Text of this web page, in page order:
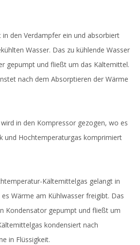
den Verdampfer ein und absorbiert
Wasser. Das zu kühlende Wasser
gepumpt und fließt um das Kältemittel.
nach dem Absorptieren der Wärme
in den Kompressor gezogen, wo es
und Hochtemperaturgas komprimiert
Kältemittelgas gelangt in
Wärme am Kühlwasser freigibt. Das
Kondensator gepumpt und fließt um
kondensiert nach
in Flüssigkeit.